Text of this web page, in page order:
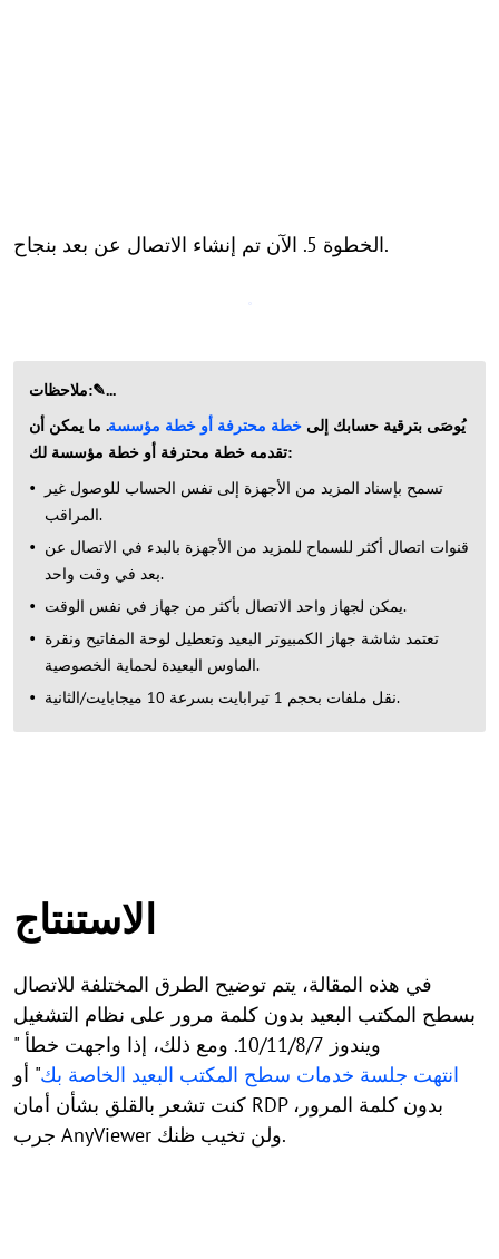
الخطوة 5. الآن تم إنشاء الاتصال عن بعد بنجاح.
ملاحظات:✎...
يُوصَى بترقية حسابك إلى خطة محترفة أو خطة مؤسسة. ما يمكن أن
تقدمه خطة محترفة أو خطة مؤسسة لك:
تسمح بإسناد المزيد من الأجهزة إلى نفس الحساب للوصول غير
المراقب.
قنوات اتصال أكثر للسماح للمزيد من الأجهزة بالبدء في الاتصال عن
بعد في وقت واحد.
يمكن لجهاز واحد الاتصال بأكثر من جهاز في نفس الوقت.
تعتمد شاشة جهاز الكمبيوتر البعيد وتعطيل لوحة المفاتيح ونقرة
الماوس البعيدة لحماية الخصوصية.
نقل ملفات بحجم 1 تيرابايت بسرعة 10 ميجابايت/الثانية.
الاستنتاج
في هذه المقالة، يتم توضيح الطرق المختلفة للاتصال
بسطح المكتب البعيد بدون كلمة مرور على نظام التشغيل
ويندوز 10/11/8/7. ومع ذلك، إذا واجهت خطأ "
انتهت جلسة خدمات سطح المكتب البعيد الخاصة بك" أو
كنت تشعر بالقلق بشأن أمان RDP بدون كلمة المرور،
جرب AnyViewer ولن تخيب ظنك.